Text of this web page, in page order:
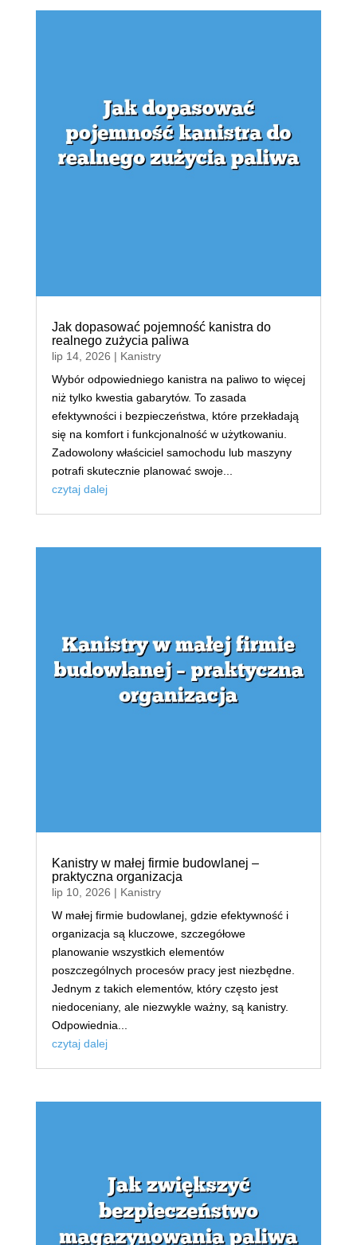
Jak dopasować pojemność kanistra do
realnego zużycia paliwa
lip 14, 2026 | Kanistry
Wybór odpowiedniego kanistra na paliwo to więcej
niż tylko kwestia gabarytów. To zasada
efektywności i bezpieczeństwa, które przekładają
się na komfort i funkcjonalność w użytkowaniu.
Zadowolony właściciel samochodu lub maszyny
potrafi skutecznie planować swoje...
czytaj dalej
Kanistry w małej firmie budowlanej –
praktyczna organizacja
lip 10, 2026 | Kanistry
W małej firmie budowlanej, gdzie efektywność i
organizacja są kluczowe, szczegółowe
planowanie wszystkich elementów
poszczególnych procesów pracy jest niezbędne.
Jednym z takich elementów, który często jest
niedoceniany, ale niezwykle ważny, są kanistry.
Odpowiednia...
czytaj dalej